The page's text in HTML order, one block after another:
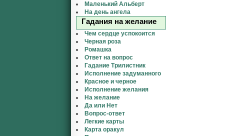
Маленький Альберт
На день ангела
Гадания на желание
Чем сердце успокоится
Черная роза
Ромашка
Ответ на вопрос
Гадание Трилистник
Исполнение задуманного
Красное и черное
Исполнение желания
На желание
Да или Нет
Вопрос-ответ
Легкие карты
Карта оракул